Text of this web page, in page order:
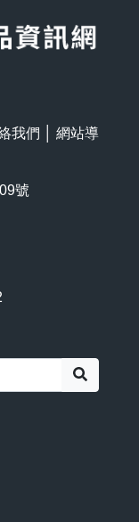
我們
網站導
號